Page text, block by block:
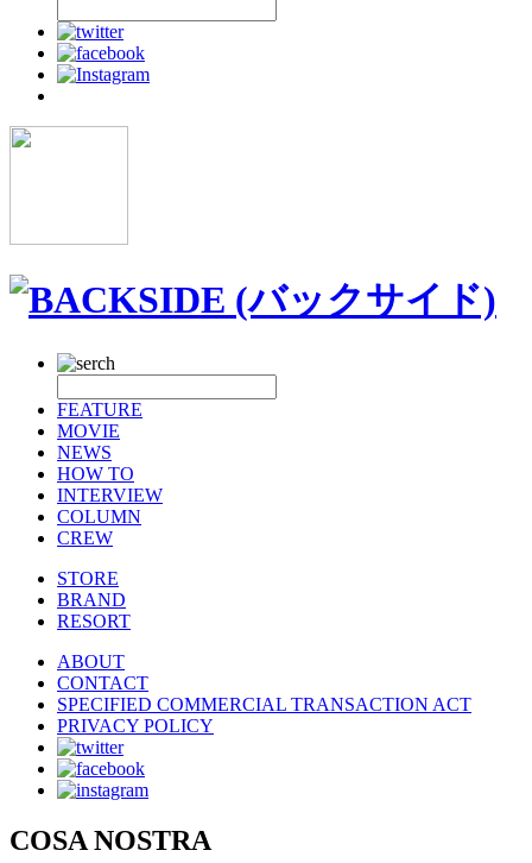
FEATURE
MOVIE
NEWS
HOW TO
INTERVIEW
COLUMN
CREW
STORE
BRAND
RESORT
ABOUT
CONTACT
SPECIFIED COMMERCIAL TRANSACTION ACT
PRIVACY POLICY
COSA NOSTRA